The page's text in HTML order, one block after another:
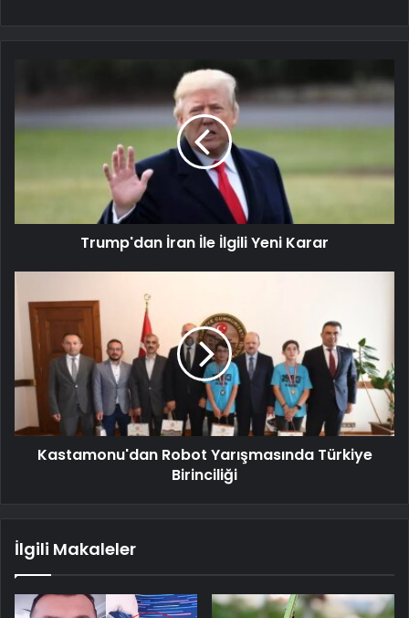
Trump'dan İran İle İlgili Yeni Karar
Kastamonu'dan Robot Yarışmasında Türkiye
Birinciliği
İlgili Makaleler